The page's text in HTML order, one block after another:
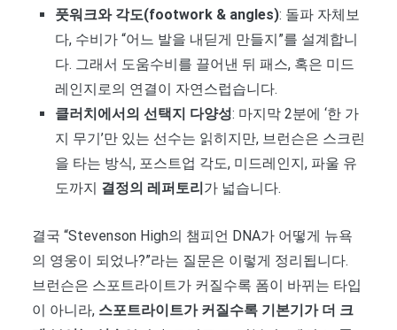
풋워크와 각도(footwork & angles): 돌파 자체보
다, 수비가 “어느 발을 내딛게 만들지”를 설계합니
다. 그래서 도움수비를 끌어낸 뒤 패스, 혹은 미드
레인지로의 연결이 자연스럽습니다.
클러치에서의 선택지 다양성: 마지막 2분에 ‘한 가
지 무기’만 있는 선수는 읽히지만, 브런슨은 스크린
을 타는 방식, 포스트업 각도, 미드레인지, 파울 유
도까지 결정의 레퍼토리 가 넓습니다.
결국 “Stevenson High의 챔피언 DNA가 어떻게 뉴욕
의 영웅이 되었나?”라는 질문은 이렇게 정리됩니다.
브런슨은 스포트라이트가 커질수록 폼이 바뀌는 타입
이 아니라, 스포트라이트가 커질수록 기본기가 더 크